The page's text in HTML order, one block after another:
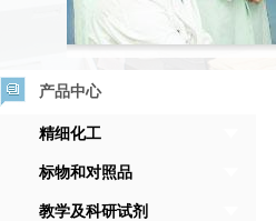
产品中心
精细化工
标物和对照品
教学及科研试剂